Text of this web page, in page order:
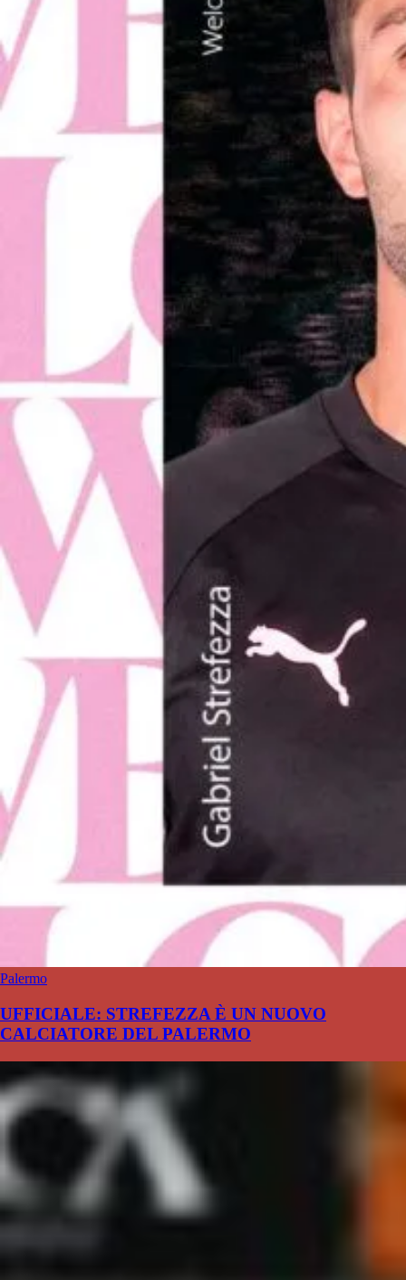
Palermo
UFFICIALE: STREFEZZA È UN NUOVO
CALCIATORE DEL PALERMO